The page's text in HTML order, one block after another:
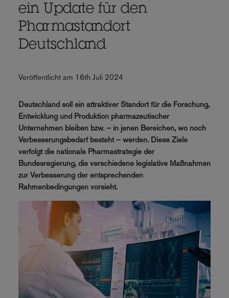
ein Update für den
Pharmastandort
Deutschland
Veröffentlicht am 16th Juli 2024
Deutschland soll ein attraktiver Standort für die Forschung,
Entwicklung und Produktion pharmazeutischer
Unternehmen bleiben bzw. – in jenen Bereichen, wo noch
Verbesserungsbedarf besteht – werden. Diese Ziele
verfolgt die nationale Pharmastrategie der
Bundesregierung, die verschiedene legislative Maßnahmen
zur Verbesserung der entsprechenden
Rahmenbedingungen vorsieht.